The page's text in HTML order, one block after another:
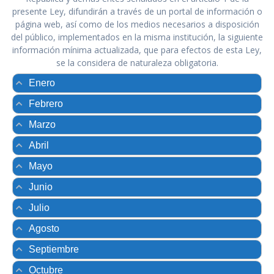
presente Ley, difundirán a través de un portal de información o
página web, así como de los medios necesarios a disposición
del público, implementados en la misma institución, la siguiente
información mínima actualizada, que para efectos de esta Ley,
se la considera de naturaleza obligatoria.
Enero
Febrero
Marzo
Abril
Mayo
Junio
Julio
Agosto
Septiembre
Octubre